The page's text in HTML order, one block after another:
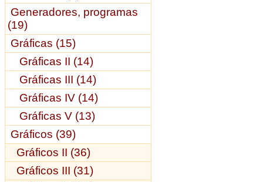
Generadores, programas
(19)
Gráficas (15)
Gráficas II (14)
Gráficas III (14)
Gráficas IV (14)
Gráficas V (13)
Gráficos (39)
Gráficos II (36)
Gráficos III (31)